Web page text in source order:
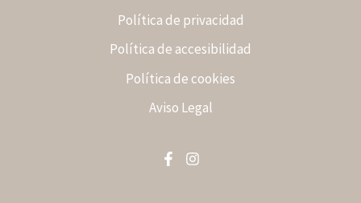
Política de privacidad
Política de accesibilidad
Política de cookies
Aviso Legal